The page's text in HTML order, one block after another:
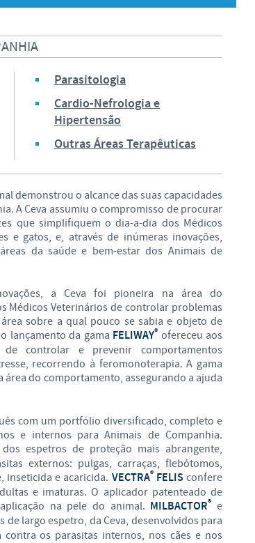
Korea
Malaysia
Middle East
Netherlands
Peru
Philippines
are leaving the country website to access another site in the
constraints and medical practices vary from
provided on the site in which you enter may
Parasitologia
Cardio-Nefrologia e
Hipertensão
Outras Áreas Terapêuticas
demonstrou o alcance das suas capacidades
A Ceva assumiu o compromisso de procurar
que simplifiquem o dia-a-dia dos Médicos
e gatos, e, através de inúmeras inovações,
da saúde e bem-estar dos Animais de
a Ceva foi pioneira na área do
Médicos Veterinários de controlar problemas
sobre a qual pouco se sabia e objeto de
lançamento da gama FELIWAY® ofereceu aos
controlar e prevenir comportamentos
recorrendo à feromonoterapia. A gama
do comportamento, assegurando a ajuda
com um portfólio diversificado, completo e
e internos para Animais de Companhia.
espetros de proteção mais abrangente,
externos: pulgas, carraças, flebótomos,
inseticida e acaricida. VECTRA®FELIS confere
e imaturas. O aplicador patenteado de
na pele do animal. MILBACTOR® e
largo espetro, da Ceva, desenvolvidos para
os parasitas internos, nos cães e nos